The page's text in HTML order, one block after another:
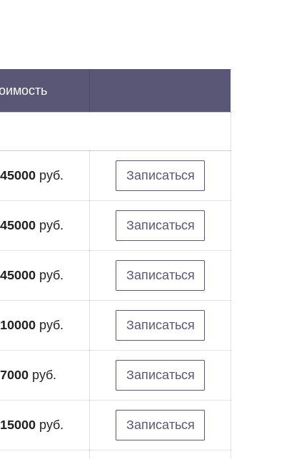
45000 руб. Записаться
45000 руб. Записаться
45000 руб. Записаться
10000 руб. Записаться
7000 руб. Записаться
15000 руб. Записаться